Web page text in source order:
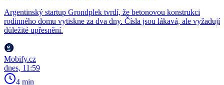
Argentinský startup Grondplek tvrdí, že betonovou konstrukci
rodinného domu vytiskne za dva dny. Čísla jsou lákavá, ale vyžadují
důležité upřesnění.
Mobify.cz
dnes, 11:59
4 min